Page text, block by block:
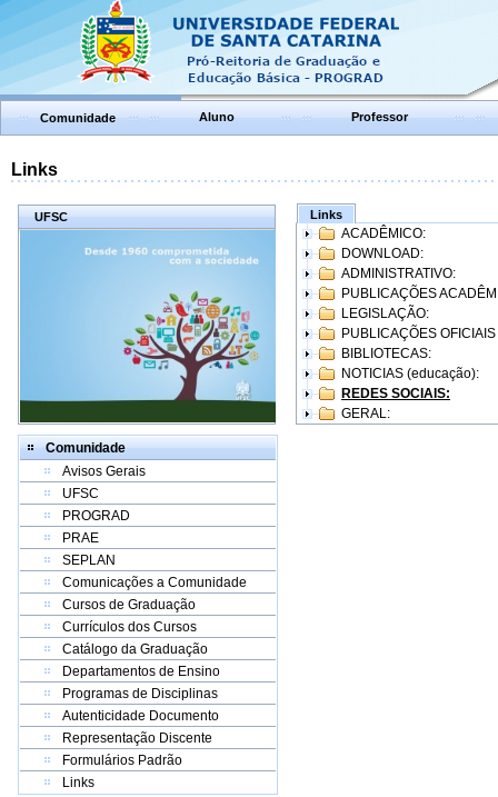
Comunidade Aluno Professor
Links
UFSC
Comunidade
Avisos Gerais
UFSC
PROGRAD
PRAE
SEPLAN
Comunicações a Comunidade
Cursos de Graduação
Currículos dos Cursos
Catálogo da Graduação
Departamentos de Ensino
Programas de Disciplinas
Autenticidade Documento
Representação Discente
Formulários Padrão
Links
Links
ACADÊMICO:
DOWNLOAD:
ADMINISTRATIVO:
PUBLICAÇÕES
LEGISLAÇÃO:
PUBLICAÇÕES
BIBLIOTECAS:
NOTICIAS (educação):
REDES SOCIAIS:
GERAL: